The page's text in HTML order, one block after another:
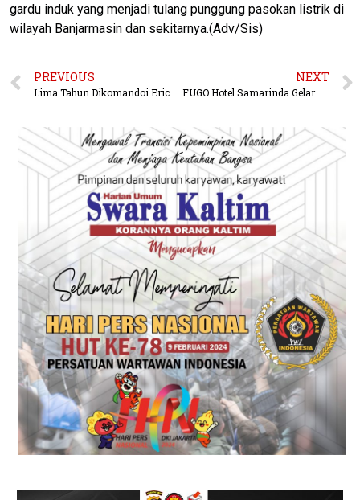
gardu induk yang menjadi tulang punggung pasokan listrik di
wilayah Banjarmasin dan sekitarnya.(Adv/Sis)
PREVIOUS
Lima Tahun Dikomandoi Erick Thohir, Keandalan Listrik Untuk Masyarakat Tanah Bumbu Semakin Meningkat
NEXT
FUGO Hotel Samarinda Gelar Gathering Eksklusif Bersama Media, Foodies, dan Influencer, Sajikan Ragam Promo Menarik